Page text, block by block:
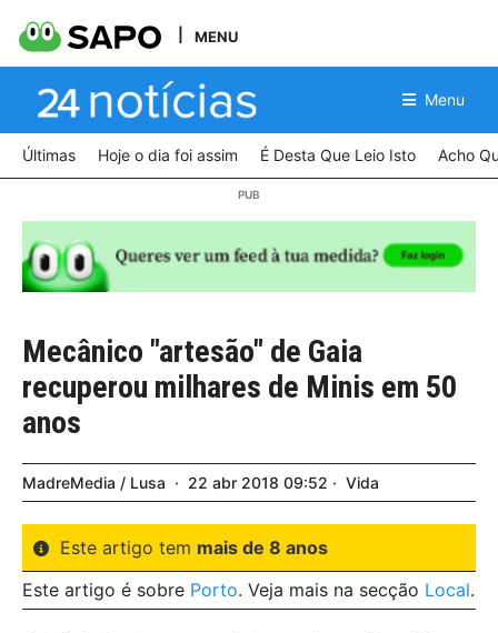
MENU
Menu
Últimas Hoje o dia foi assim É Desta Que Leio Isto Acho
Mecânico "artesão" de Gaia
recuperou milhares de Minis em 50
anos
MadreMedia / Lusa 22 abr 2018 09:52 Vida
Este artigo tem mais de 8 anos
Este artigo é sobre Porto. Veja mais na secção Local.